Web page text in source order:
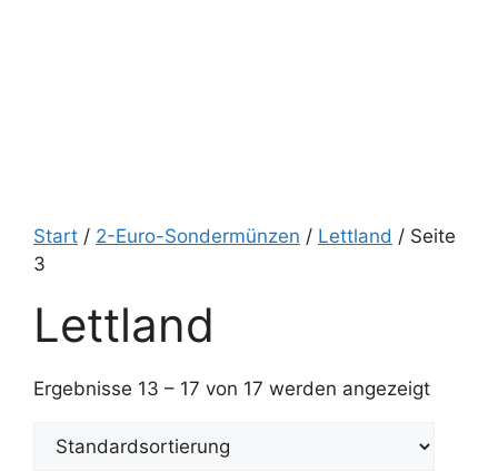
Start / 2-Euro-Sondermünzen / Lettland / Seite
3
Lettland
Ergebnisse 13 – 17 von 17 werden angezeigt